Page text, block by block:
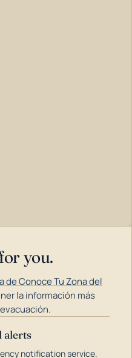
you.
de Conoce Tu Zona del
la información más
alerts
notification service.